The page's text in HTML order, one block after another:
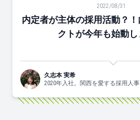
2022/08/31
内定者が主体の採用活動？
クトが今年も始動し
久志本 実希
2020年入社。関西を愛する採用人